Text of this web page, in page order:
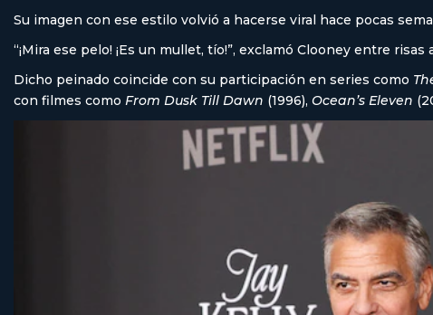
Su imagen con ese estilo volvió a hacerse viral hace pocas
“¡Mira ese pelo! ¡Es un mullet, tío!”, exclamó Clooney entre risas
Dicho peinado coincide con su participación en series como
con filmes como From Dusk Till Dawn (1996), Ocean’s Eleven